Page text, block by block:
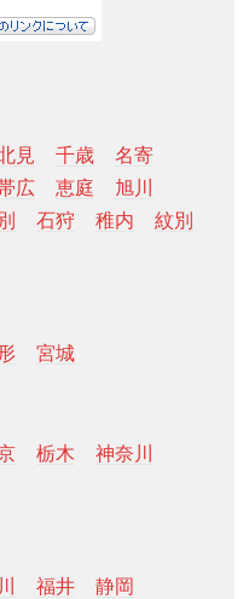
見 千歳
名寄
広 恵庭
旭川
石狩 稚内
紋別
宮城
栃木
神奈川
福井 静岡